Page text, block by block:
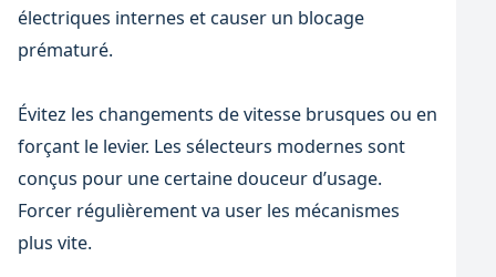
électriques internes et causer un blocage
prématuré.
Évitez les changements de vitesse brusques ou en
forçant le levier. Les sélecteurs modernes sont
conçus pour une certaine douceur d’usage.
Forcer régulièrement va user les mécanismes
plus vite.